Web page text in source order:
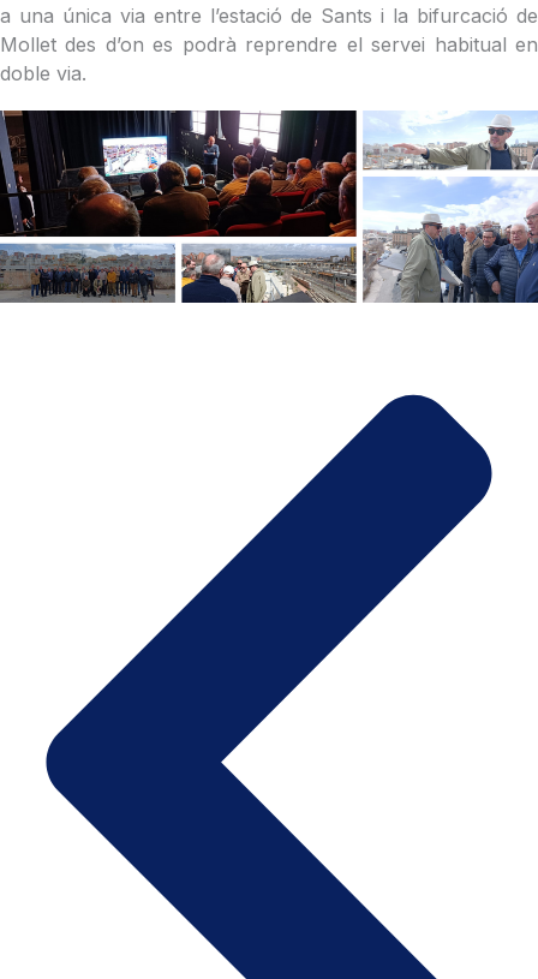
a una única via entre l’estació de Sants i la bifurcació de
Mollet des d’on es podrà reprendre el servei habitual en
doble via.